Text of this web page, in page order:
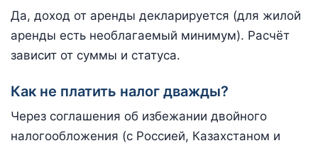
Да, доход от аренды декларируется (для жилой
аренды есть необлагаемый минимум). Расчёт
зависит от суммы и статуса.
Как не платить налог дважды?
Через соглашения об избежании двойного
налогообложения (с Россией, Казахстаном и